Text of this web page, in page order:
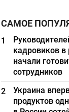
САМОЕ
1
кадровиков в
начали
сотрудников
2
Украина
продуктов